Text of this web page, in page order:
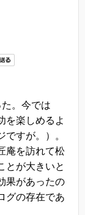
。今では
を楽しめるよ
すが。）。
庵を訪れて松
とが大きいと
果があったの
グの存在であ